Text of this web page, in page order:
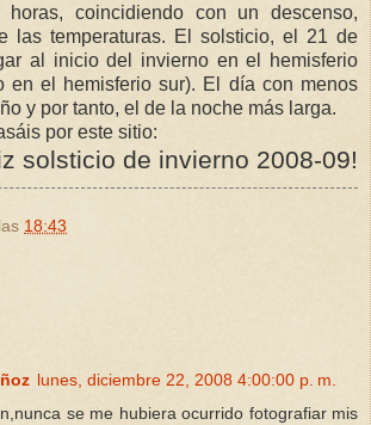
coincidiendo con un descenso,
las temperaturas. El solsticio, el 21 de
al inicio del invierno en el hemisferio
en el hemisferio sur). El día con menos
y por tanto, el de la noche más larga.
por este sitio:
solsticio de invierno 2008-09!
18:43
lunes, diciembre 22, 2008 4:00:00 p. m.
se me hubiera ocurrido fotografiar mis